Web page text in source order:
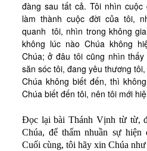
đàng sau tất cả. Tôi nhìn
làm thành cuộc đời của tôi,
quanh tôi, nhìn trong không
không lúc nào Chúa không
Chúa; ở đâu tôi cũng nhìn
săn sóc tôi, đang yêu thương
Chúa không biết đến, thì
Chúa biết đến tôi, nên tôi mới
Đọc lại bài Thánh Vịnh từ từ,
Chúa, để thấm nhuần sự
Cuối cùng, tôi hãy xin Chúa